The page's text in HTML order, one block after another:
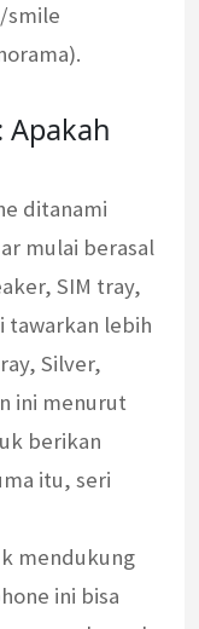
smile
Apakah
ditanami
mulai berasal
SIM tray,
tawarkan lebih
Silver,
ini menurut
berikan
itu, seri
mendukung
ini bisa